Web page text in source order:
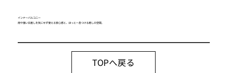
インナーバルコニー
雨や強い日差しを気にせず使える安心感と、ほっと一息つける癒しの空間。
TOPへ戻る